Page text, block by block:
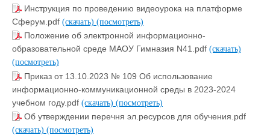
Инструкция по проведению видеоурока на платформе
Сферум.pdf (скачать) (посмотреть)
Положение об электронной информационно-
образовательной среде МАОУ Гимназия N41.pdf (скачать)
(посмотреть)
Приказ от 13.10.2023 № 109 Об использование
информационно-коммуникационной среды в 2023-2024
учебном году.pdf (скачать) (посмотреть)
Об утверждении перечня эл.ресурсов для обучения.pdf
(скачать) (посмотреть)